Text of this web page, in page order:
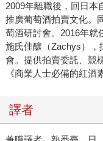
2009年離職後，回日本
推廣葡萄酒拍賣文化。
萄酒研討會。2016年就
施氏佳釀（Zachys），
會。提供拍賣委託、競
《商業人士必備的紅酒
譯者